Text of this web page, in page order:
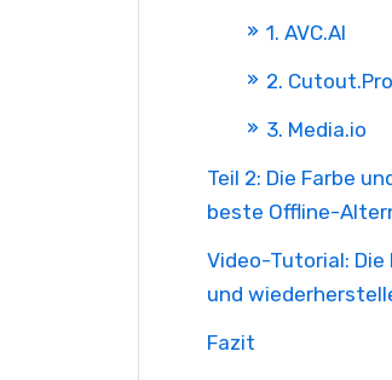
1. AVC.AI
2. Cutout.Pro
3. Media.io
Teil 2: Die Farbe
beste Offline-
Video-Tutorial:
und
Fazit